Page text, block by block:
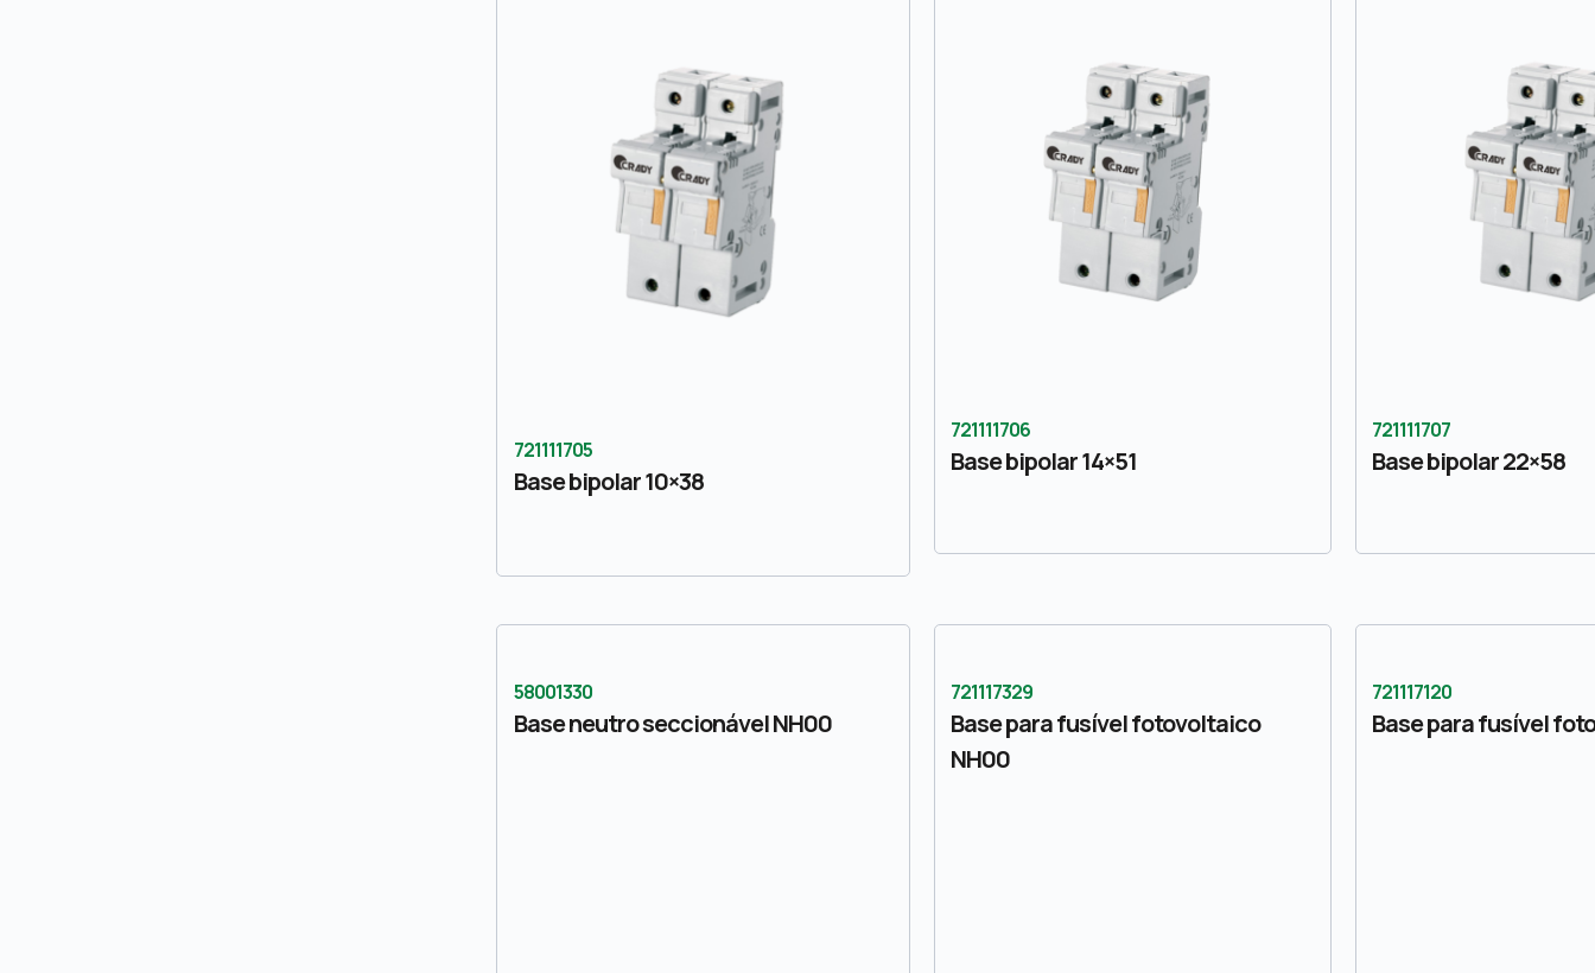
721111705
Base bipolar 10×38
721111706
Base bipolar 14×51
721111707
Base bipolar 22×58
58001330
Base neutro seccionável NH00
721117329
Base para fusível fotovoltaico
NH00
721117120
Base para fusível